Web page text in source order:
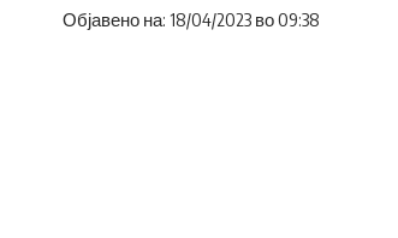
Објавено на: 18/04/2023 во 09:38